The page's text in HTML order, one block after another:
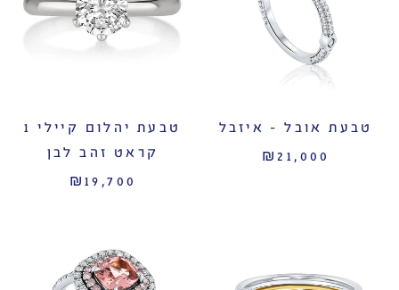
טבעת אובל - איזבל
₪21,000
טבעת יהלום קיילי 1
קראט זהב לבן
₪19,700